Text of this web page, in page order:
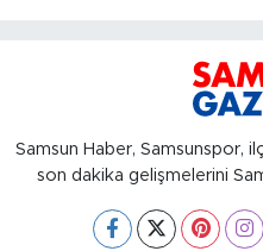
Samsun Haber, Samsunspor,
son dakika gelişmelerini